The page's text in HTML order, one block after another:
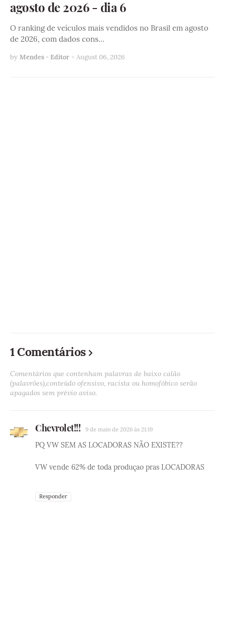
agosto de 2026 - dia 6
O ranking de veículos mais vendidos no Brasil em agosto
de 2026, com dados cons…
by Mendes - Editor - August 06, 2026
1 Comentários
Comentários que contenham palavras de baixo calão
(palavrões),conteúdo ofensivo, racista ou homofóbico serão
apagados sem prévio aviso.
Chevrolet!!! 9 de maio de 2026 às 21:19
PQ VW SEM AS LOCADORAS NÃO EXISTE??
VW vende 62% de toda produçao pras LOCADORAS
Responder